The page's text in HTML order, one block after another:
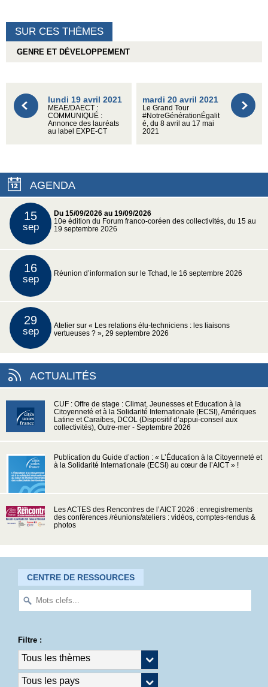
SUR CES THÈMES
GENRE ET DÉVELOPPEMENT
lundi 19 avril 2021
MEAE/DAECT :
COMMUNIQUÉ :
Annonce des lauréats
au label EXPE-CT
mardi 20 avril 2021
Le Grand Tour
#NotreGénérationÉgalit
é, du 8 avril au 17 mai
2021
AGENDA
15
sep
Du 15/09/2026 au 19/09/2026
10e édition du Forum franco-coréen des collectivités, du 15 au
19 septembre 2026
16
sep Réunion d’information sur le Tchad, le 16 septembre 2026
29
sep
Atelier sur « Les relations élu-techniciens : les liaisons
vertueuses ? », 29 septembre 2026
ACTUALITÉS
CUF : Offre de stage : Climat, Jeunesses et Education à la
Citoyenneté et à la Solidarité Internationale (ECSI), Amériques
Latine et Caraïbes, DCOL (Dispositif d’appui-conseil aux
collectivités), Outre-mer - Septembre 2026
Publication du Guide d’action : « L’Éducation à la Citoyenneté et
à la Solidarité Internationale (ECSI) au cœur de l’AICT » !
Les ACTES des Rencontres de l’AICT 2026 : enregistrements
des conférences /réunions/ateliers : vidéos, comptes-rendus &
photos
CENTRE DE RESSOURCES
Filtre :